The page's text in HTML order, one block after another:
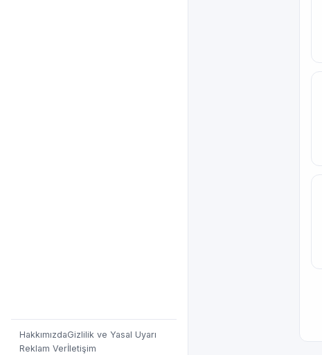
HakkımızdaGizlilik ve Yasal Uyarı
Reklam Verİletişim